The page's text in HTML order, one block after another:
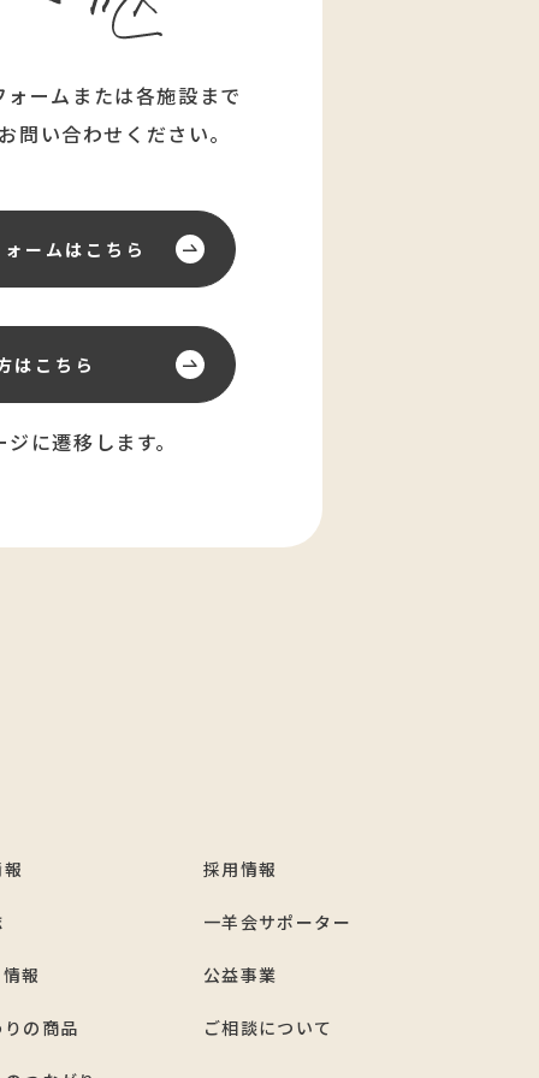
ームまたは各施設まで
問い合わせください。
ームはこちら
はこちら
に遷移します。
報
の商品
採用情報
一羊会サポーター
公益事業
ご相談について